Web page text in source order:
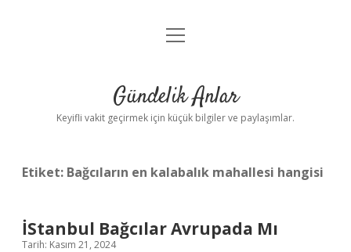
Anasayfa
Yasal Uyarı
menüyü
Gündelik Anlar
Keyifli vakit geçirmek için küçük bilgiler ve paylaşımlar.
Etiket: Bağcıların en kalabalık mahallesi hangisi
İStanbul Bağcılar Avrupada Mı
Tarih: Kasım 21, 2024